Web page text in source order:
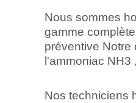
Nous sommes
gamme
préventive Notre
l'ammoniac NH3
Nos techniciens